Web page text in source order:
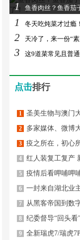
1 鱼香肉丝？鱼香茄
1 冬天吃炖菜才过瘾
2 天冷了，来一份“
3 这9道菜常见且普
点击排行
1 圣美生物与澳门
2 多家媒体、微博
3 疫之所在，初心
4 红人装复工复产
5 疫情后看呷哺呷
6 一封来自湖北业
7 从黑客帝国到数
8 纪委督导“回头看
9 全新瑞虎7/瑞虎